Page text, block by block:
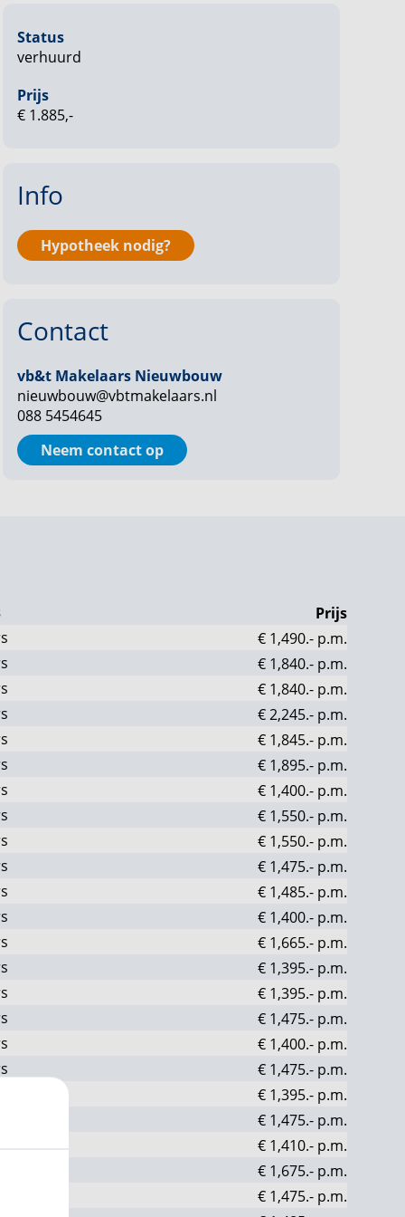
Status
verhuurd
Prijs
€ 1.885,-
Info
Hypotheek nodig?
Contact
vb&t Makelaars Nieuwbouw
nieuwbouw@vbtmakelaars.nl
088 5454645
Neem contact op
Prijs
€ 1,490.- p.m.
€ 1,840.- p.m.
€ 1,840.- p.m.
€ 2,245.- p.m.
€ 1,845.- p.m.
€ 1,895.- p.m.
€ 1,400.- p.m.
€ 1,550.- p.m.
€ 1,550.- p.m.
€ 1,475.- p.m.
€ 1,485.- p.m.
€ 1,400.- p.m.
€ 1,665.- p.m.
€ 1,395.- p.m.
€ 1,395.- p.m.
€ 1,475.- p.m.
€ 1,400.- p.m.
€ 1,475.- p.m.
€ 1,395.- p.m.
€ 1,475.- p.m.
€ 1,410.- p.m.
€ 1,675.- p.m.
€ 1,475.- p.m.